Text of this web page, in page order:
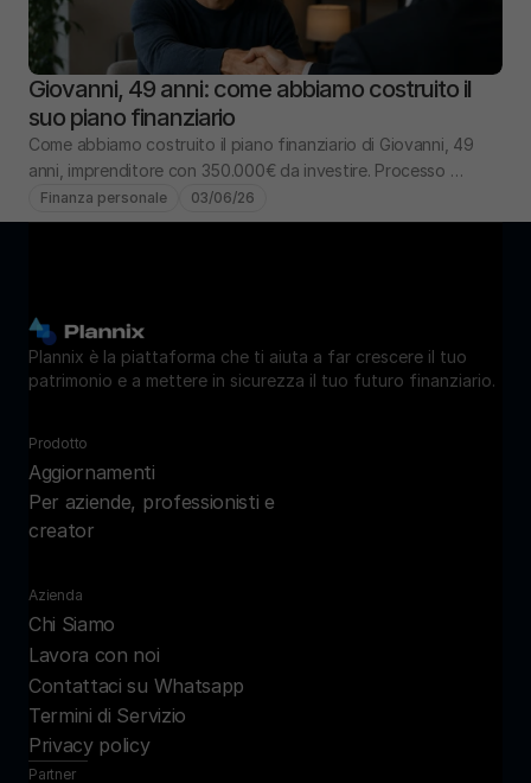
Giovanni, 49 anni: come abbiamo costruito il
suo piano finanziario
Come abbiamo costruito il piano finanziario di Giovanni, 49
anni, imprenditore con 350.000€ da investire. Processo
completo: analisi, obiettivi, portafoglio.
Finanza personale 03/06/26
Prodotto
Aggiornamenti
Per aziende, professionisti e
creator
Azienda
Chi Siamo
Lavora con noi
Contattaci su Whatsapp
Termini di Servizio
Privacy policy
Partner
Plannix è la piattaforma che ti aiuta a far crescere il tuo
patrimonio e a mettere in sicurezza il tuo futuro finanziario.